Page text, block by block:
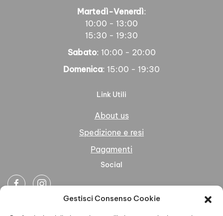
Gestisci Consenso Cookie
Martedì-Venerdì:
10:00 - 13:00
15:30 - 19:30
Sabato: 10:00 - 20:00
Domenica: 15:00 - 19:30
Link Utili
About us
Spedizione e resi
Pagamenti
Social